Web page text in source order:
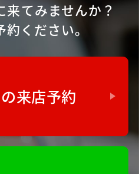
来てみませんか？
ください。
来店予約